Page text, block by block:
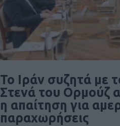
To Ιράν συζητά με
Στενά του Ορμούζ
η απαίτηση για
παραχωρήσεις